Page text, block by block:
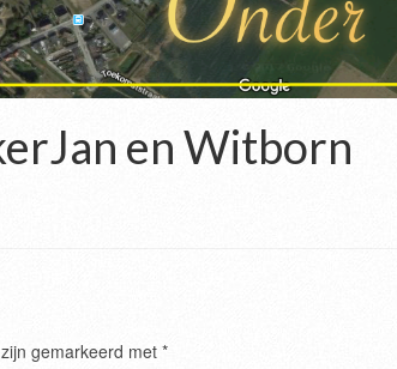
en Witborn
gemarkeerd met *